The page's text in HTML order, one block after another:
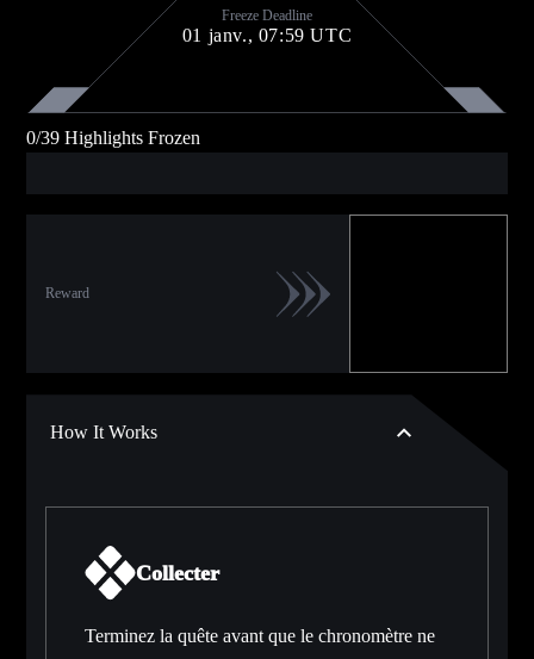
Freeze Deadline
01 janv., 07:59 UTC
0/39 Highlights Frozen
Reward
How It Works
Collecter
Terminez la quête avant que le chronomètre ne